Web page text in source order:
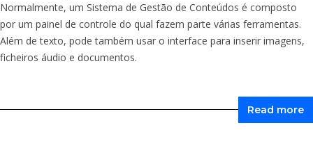
Normalmente, um Sistema de Gestão de Conteúdos é composto
por um painel de controle do qual fazem parte várias ferramentas.
Além de texto, pode também usar o interface para inserir imagens,
ficheiros áudio e documentos.
Read more